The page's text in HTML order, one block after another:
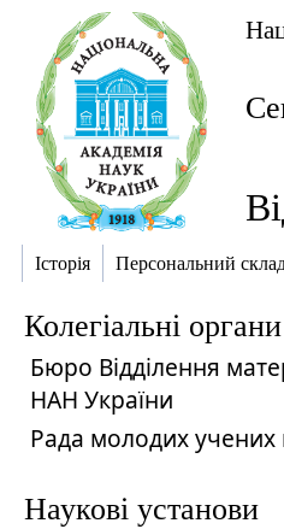
Історія Персональний
Колегіальні органи
Бюро Відділення
НАН України
Рада молодих учених
Наукові установи